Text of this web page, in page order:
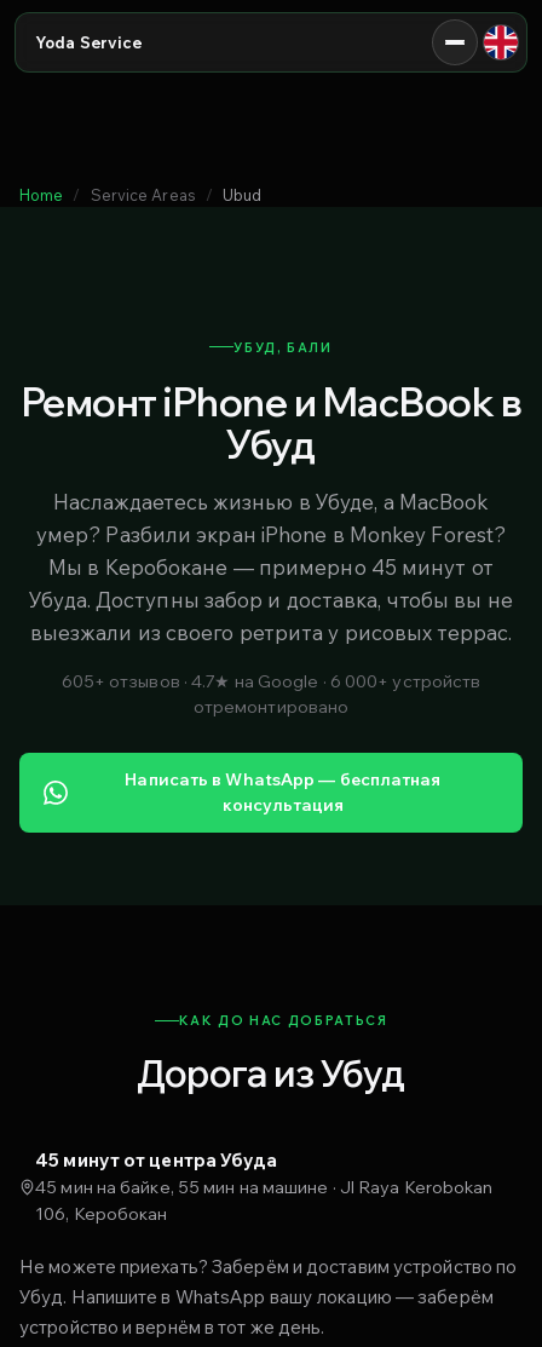
Yoda Service
Home Service Areas Ubud
УБУД, БАЛИ
Ремонт iPhone и MacBook в
Убуд
Наслаждаетесь жизнью в Убуде, а MacBook
умер? Разбили экран iPhone в Monkey Forest?
Мы в Керобокане — примерно 45 минут от
Убуда. Доступны забор и доставка, чтобы вы не
выезжали из своего ретрита у рисовых террас.
605+ отзывов · 4.7★ на Google · 6 000+ устройств
отремонтировано
Написать в WhatsApp — бесплатная
консультация
КАК ДО НАС ДОБРАТЬСЯ
Дорога из Убуд
45 минут от центра Убуда
45 мин на байке, 55 мин на машине · Jl Raya Kerobokan
106, Керобокан
Не можете приехать? Заберём и доставим устройство по
Убуд. Напишите в WhatsApp вашу локацию — заберём
устройство и вернём в тот же день.